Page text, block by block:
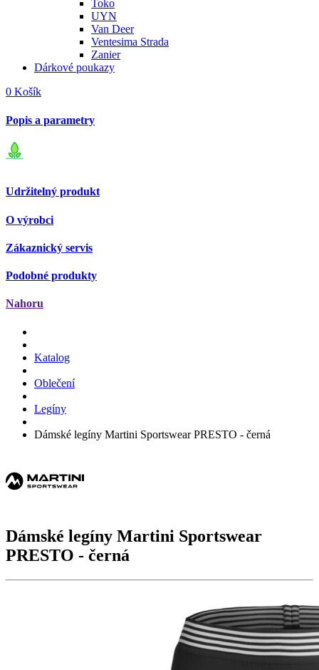
Toko
UYN
Van Deer
Ventesima Strada
Zanier
Dárkové poukazy
0 Košík
Popis a parametry
Udržitelný produkt
O výrobci
Zákaznický servis
Podobné produkty
Nahoru
Katalog
Oblečení
Legíny
Dámské legíny Martini Sportswear PRESTO - černá
Dámské legíny Martini Sportswear
PRESTO - černá